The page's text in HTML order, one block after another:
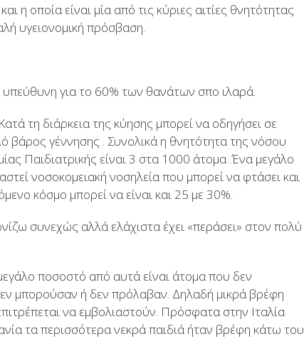
η οποία είναι μία από τις κύριες αιτίες θνητότητας
υγειονομική πρόσβαση.
για το 60% των θανάτων σπο ιλαρά.
τη διάρκεια της κύησης μπορεί να οδηγήσει σε
γέννησης . Συνολικά η θνητότητα της νόσου
Παιδιατρικής είναι 3 στα 1000 άτομα .Ένα μεγάλο
νοσοκομειακή νοσηλεία που μπορεί να φτάσει και
κόσμο μπορεί να είναι και 25 με 30%.
συνεχώς αλλά ελάχιστα έχει «περάσει» στον πολύ
ποσοστό από αυτά είναι άτομα που δεν
μπορούσαν ή δεν πρόλαβαν. Δηλαδή μικρά βρέφη
να εμβολιαστούν. Πρόσφατα στην Ιταλία
τα περισσότερα νεκρά παιδιά ήταν βρέφη κάτω του